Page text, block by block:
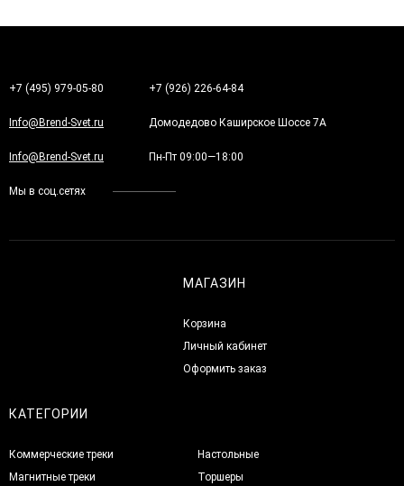
+7 (495) 979-05-80 +7 (926) 226-64-84
Info@Brend-Svet.ru Домодедово Каширское Шоссе 7А
Info@Brend-Svet.ru Пн-Пт 09:00—18:00
Мы в соц.сетях
МАГАЗИН
Корзина
Личный кабинет
Оформить заказ
КАТЕГОРИИ
Коммерческие треки
Магнитные треки
Настольные
Торшеры